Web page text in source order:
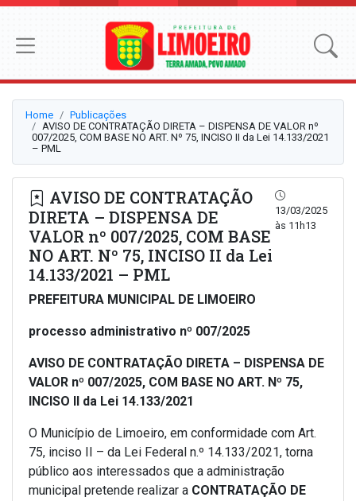
Home
Publicações
AVISO DE CONTRATAÇÃO DIRETA – DISPENSA DE VALOR nº
007/2025, COM BASE NO ART. Nº 75, INCISO II da Lei 14.133/2021
– PML
AVISO DE CONTRATAÇÃO
DIRETA – DISPENSA DE
VALOR nº 007/2025, COM BASE
NO ART. Nº 75, INCISO II da Lei
14.133/2021 – PML
13/03/2025
às 11h13
PREFEITURA MUNICIPAL DE LIMOEIRO
processo administrativo nº 007/2025
AVISO DE CONTRATAÇÃO DIRETA – DISPENSA DE
VALOR nº 007/2025, COM BASE NO ART. Nº 75,
INCISO II da Lei 14.133/2021
O Município de Limoeiro, em conformidade com Art.
75, inciso II – da Lei Federal n.º 14.133/2021, torna
público aos interessados que a administração
municipal pretende realizar a CONTRATAÇÃO DE